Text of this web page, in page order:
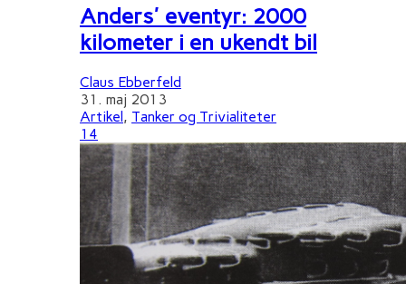
Anders' eventyr: 2000
kilometer i en ukendt bil
Claus Ebberfeld
31. maj 2013
Artikel , Tanker og Trivialiteter
14